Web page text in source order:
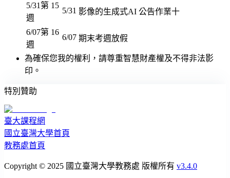
5/31第 15
週
5/31 影像的生成式AI 公告作業十
6/07第 16
週
6/07 期末考週放假
為確保您我的權利，請尊重智慧財產權及不得非法影
印。
特別贊助
臺大課程網
國立臺灣大學首頁
教務處首頁
Copyright © 2025 國立臺灣大學教務處 版權所有 v3.4.0